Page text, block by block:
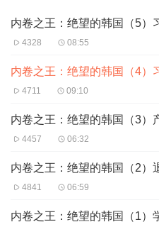
内卷之王：绝望的韩国（5）
4328 08:55
内卷之王：绝望的韩国（4）
4711 09:10
内卷之王：绝望的韩国（3）
4457 06:32
内卷之王：绝望的韩国（2）
4841 06:59
内卷之王：绝望的韩国（1）